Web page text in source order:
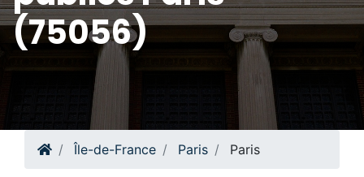
(75056)
Île-de-France Paris Paris